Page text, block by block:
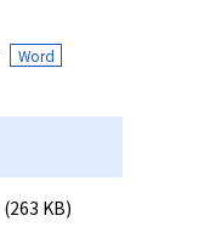
Word
(263 KB)